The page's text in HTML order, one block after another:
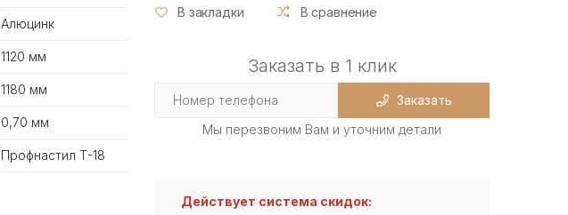
Алюцинк
1120 мм
1180 мм
0,70 мм
Профнастил Т-18
В закладки В сравнение
Заказать в 1 клик
Заказать
Мы перезвоним Вам и уточним детали
Действует система скидок: